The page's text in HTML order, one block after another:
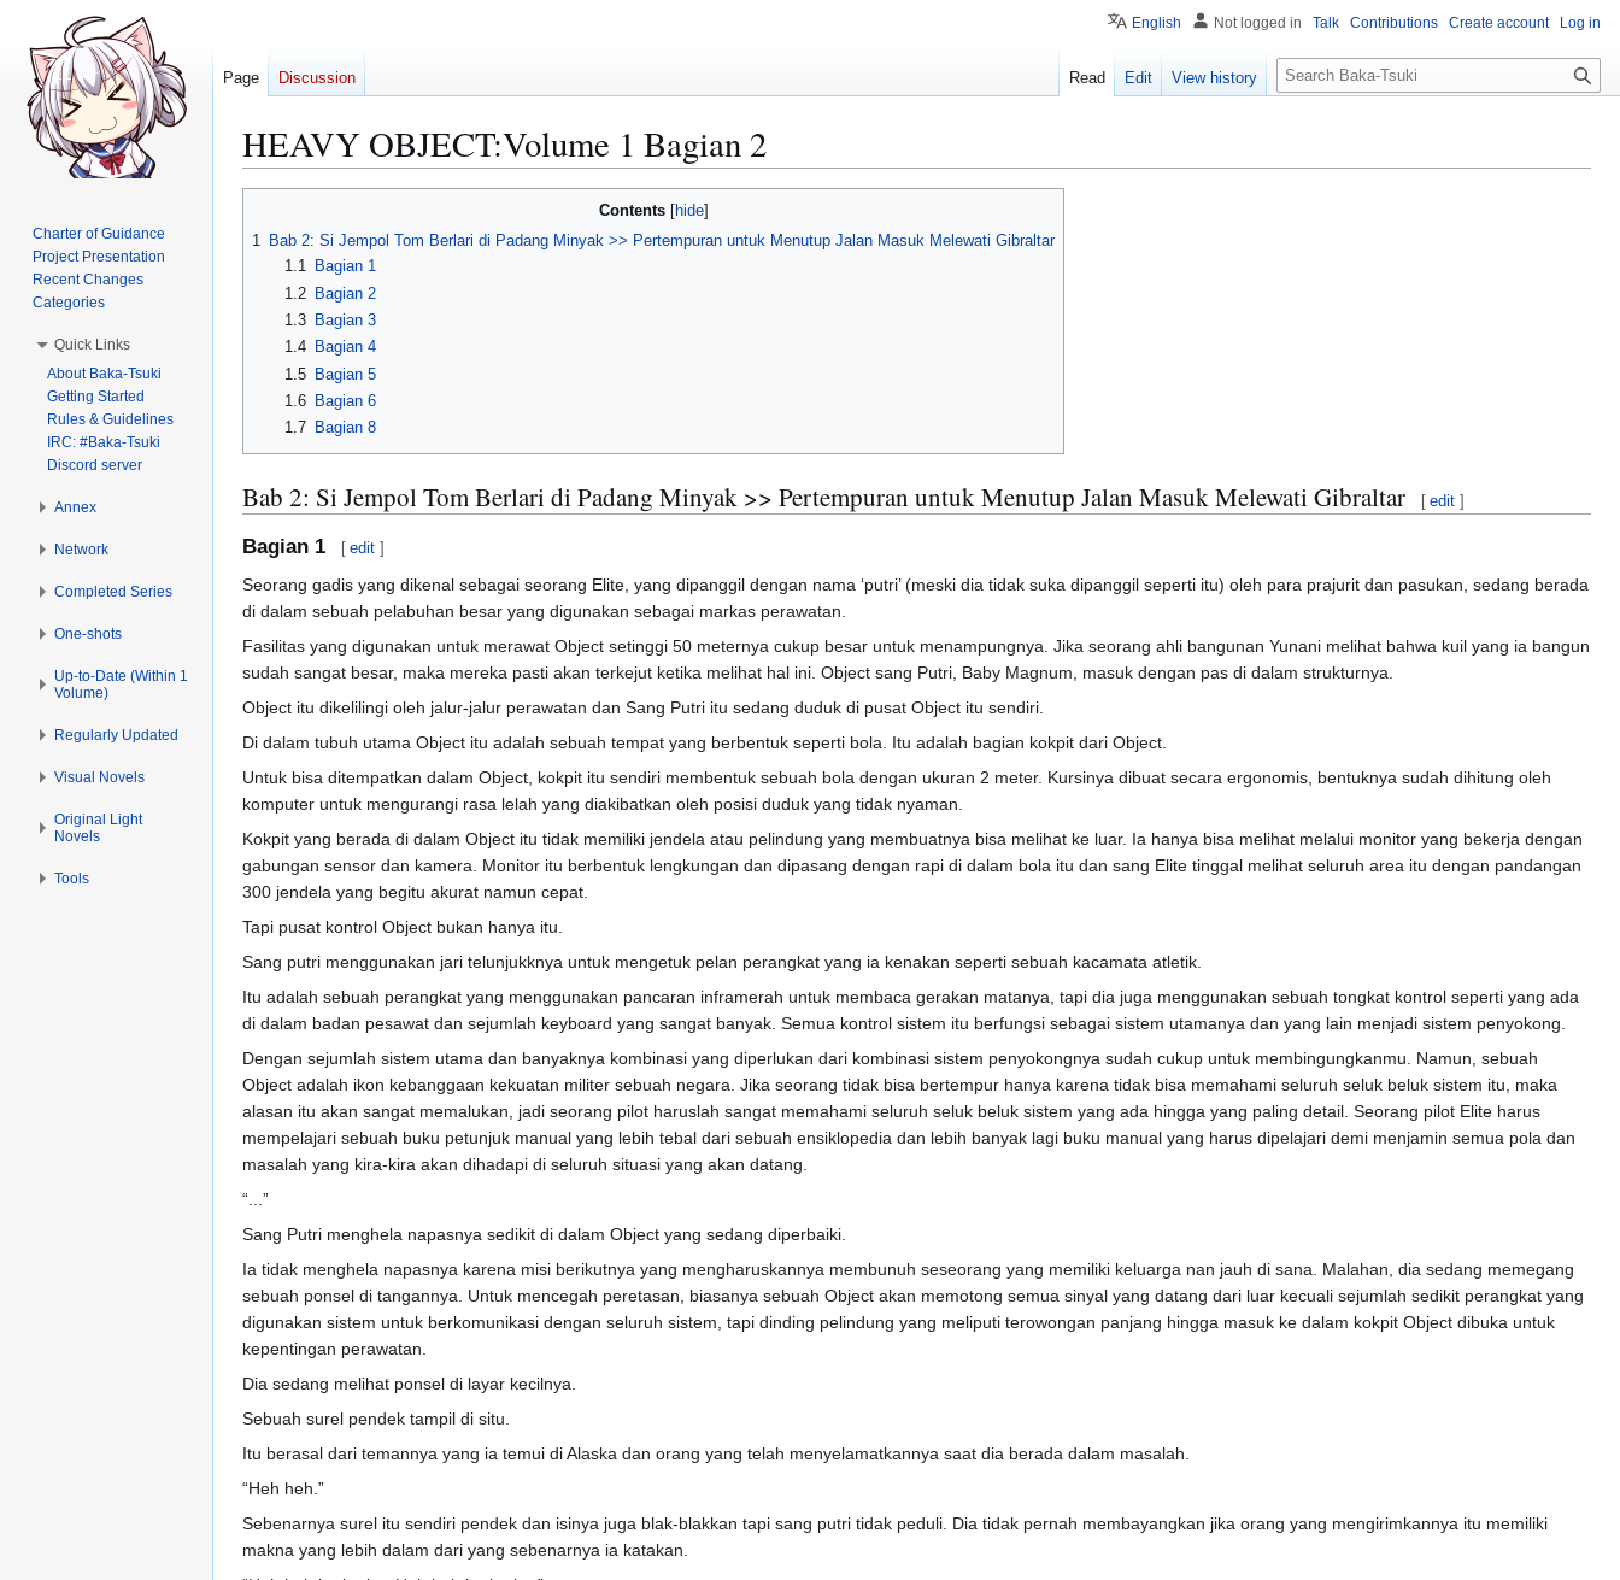
HEAVY OBJECT:Volume 1 Bagian 2
Contents
1 Bab 2: Si Jempol Tom Berlari di Padang Minyak >> Pertempuran untuk Menutup Jalan Masuk Melewati Gibraltar
1.1
Bagian 1
1.2
Bagian 2
1.3
Bagian 3
1.4
Bagian 4
1.5
Bagian 5
1.6
Bagian 6
1.7
Bagian 8
Bab 2: Si Jempol Tom Berlari di Padang Minyak >> Pertempuran untuk Menutup Jalan Masuk Melewati Gibraltar [ edit ]
Bagian 1 [ edit ]
Seorang gadis yang dikenal sebagai seorang Elite, yang dipanggil dengan nama ‘putri’ (meski dia tidak suka dipanggil seperti itu) oleh para prajurit dan pasukan, sedang berada
di dalam sebuah pelabuhan besar yang digunakan sebagai markas perawatan.
Fasilitas yang digunakan untuk merawat Object setinggi 50 meternya cukup besar untuk menampungnya. Jika seorang ahli bangunan Yunani melihat bahwa kuil yang ia bangun
sudah sangat besar, maka mereka pasti akan terkejut ketika melihat hal ini. Object sang Putri, Baby Magnum, masuk dengan pas di dalam strukturnya.
Object itu dikelilingi oleh jalur-jalur perawatan dan Sang Putri itu sedang duduk di pusat Object itu sendiri.
Di dalam tubuh utama Object itu adalah sebuah tempat yang berbentuk seperti bola. Itu adalah bagian kokpit dari Object.
Untuk bisa ditempatkan dalam Object, kokpit itu sendiri membentuk sebuah bola dengan ukuran 2 meter. Kursinya dibuat secara ergonomis, bentuknya sudah dihitung oleh
komputer untuk mengurangi rasa lelah yang diakibatkan oleh posisi duduk yang tidak nyaman.
Kokpit yang berada di dalam Object itu tidak memiliki jendela atau pelindung yang membuatnya bisa melihat ke luar. Ia hanya bisa melihat melalui monitor yang bekerja dengan
gabungan sensor dan kamera. Monitor itu berbentuk lengkungan dan dipasang dengan rapi di dalam bola itu dan sang Elite tinggal melihat seluruh area itu dengan pandangan
300 jendela yang begitu akurat namun cepat.
Tapi pusat kontrol Object bukan hanya itu.
Sang putri menggunakan jari telunjukknya untuk mengetuk pelan perangkat yang ia kenakan seperti sebuah kacamata atletik.
Itu adalah sebuah perangkat yang menggunakan pancaran inframerah untuk membaca gerakan matanya, tapi dia juga menggunakan sebuah tongkat kontrol seperti yang ada
di dalam badan pesawat dan sejumlah keyboard yang sangat banyak. Semua kontrol sistem itu berfungsi sebagai sistem utamanya dan yang lain menjadi sistem penyokong.
Dengan sejumlah sistem utama dan banyaknya kombinasi yang diperlukan dari kombinasi sistem penyokongnya sudah cukup untuk membingungkanmu. Namun, sebuah
Object adalah ikon kebanggaan kekuatan militer sebuah negara. Jika seorang tidak bisa bertempur hanya karena tidak bisa memahami seluruh seluk beluk sistem itu, maka
alasan itu akan sangat memalukan, jadi seorang pilot haruslah sangat memahami seluruh seluk beluk sistem yang ada hingga yang paling detail. Seorang pilot Elite harus
mempelajari sebuah buku petunjuk manual yang lebih tebal dari sebuah ensiklopedia dan lebih banyak lagi buku manual yang harus dipelajari demi menjamin semua pola dan
masalah yang kira-kira akan dihadapi di seluruh situasi yang akan datang.
“...”
Sang Putri menghela napasnya sedikit di dalam Object yang sedang diperbaiki.
Ia tidak menghela napasnya karena misi berikutnya yang mengharuskannya membunuh seseorang yang memiliki keluarga nan jauh di sana. Malahan, dia sedang memegang
sebuah ponsel di tangannya. Untuk mencegah peretasan, biasanya sebuah Object akan memotong semua sinyal yang datang dari luar kecuali sejumlah sedikit perangkat yang
digunakan sistem untuk berkomunikasi dengan seluruh sistem, tapi dinding pelindung yang meliputi terowongan panjang hingga masuk ke dalam kokpit Object dibuka untuk
kepentingan perawatan.
Dia sedang melihat ponsel di layar kecilnya.
Sebuah surel pendek tampil di situ.
Itu berasal dari temannya yang ia temui di Alaska dan orang yang telah menyelamatkannya saat dia berada dalam masalah.
“Heh heh.”
Sebenarnya surel itu sendiri pendek dan isinya juga blak-blakkan tapi sang putri tidak peduli. Dia tidak pernah membayangkan jika orang yang mengirimkannya itu memiliki
makna yang lebih dalam dari yang sebenarnya ia katakan.
English Not logged in Talk Contributions Create account Log in
Page Discussion Read Edit View history
S
e
c
Charter of Guidance
Project Presentation
Recent Changes
Categories
Quick Links
About Baka-Tsuki
Getting Started
Rules & Guidelines
IRC: #Baka-Tsuki
Discord server
Annex
Network
Completed Series
One-shots
Up-to-Date (Within 1
Volume)
Regularly Updated
Visual Novels
Original Light
Novels
Tools